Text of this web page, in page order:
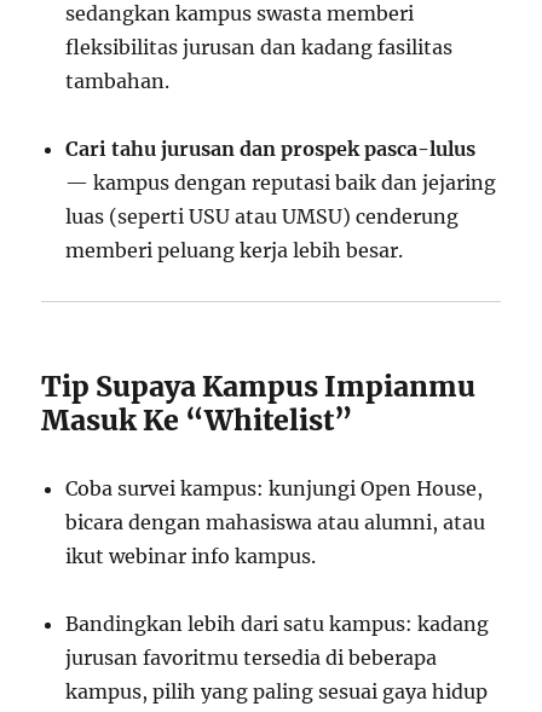
sedangkan kampus swasta memberi
fleksibilitas jurusan dan kadang fasilitas
tambahan.
Cari tahu jurusan dan prospek pasca-lulus
— kampus dengan reputasi baik dan jejaring
luas (seperti USU atau UMSU) cenderung
memberi peluang kerja lebih besar.
Tip Supaya Kampus Impianmu
Masuk Ke “Whitelist”
Coba survei kampus: kunjungi Open House,
bicara dengan mahasiswa atau alumni, atau
ikut webinar info kampus.
Bandingkan lebih dari satu kampus: kadang
jurusan favoritmu tersedia di beberapa
kampus, pilih yang paling sesuai gaya hidup